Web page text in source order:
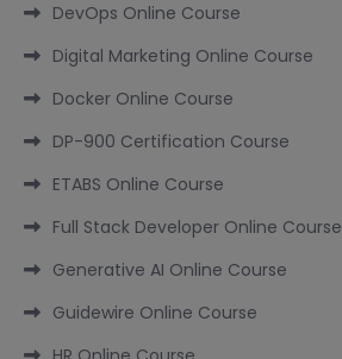
DevOps Online Course
Digital Marketing Online Course
Docker Online Course
DP-900 Certification Course
ETABS Online Course
Full Stack Developer Online Course
Generative AI Online Course
Guidewire Online Course